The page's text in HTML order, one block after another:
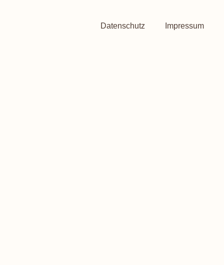
Datenschutz Impressum